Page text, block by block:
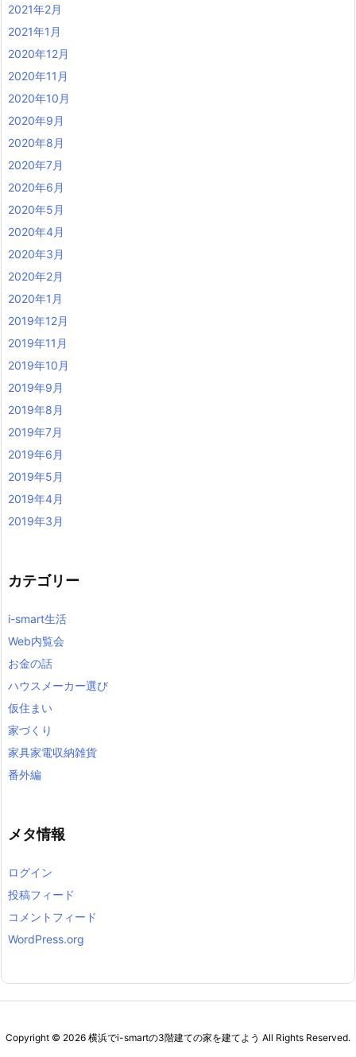
2021年2月
2021年1月
2020年12月
2020年11月
2020年10月
2020年9月
2020年8月
2020年7月
2020年6月
2020年5月
2020年4月
2020年3月
2020年2月
2020年1月
2019年12月
2019年11月
2019年10月
2019年9月
2019年8月
2019年7月
2019年6月
2019年5月
2019年4月
2019年3月
カテゴリー
i-smart生活
Web内覧会
お金の話
ハウスメーカー選び
仮住まい
家づくり
家具家電収納雑貨
番外編
メタ情報
ログイン
投稿フィード
コメントフィード
WordPress.org
Copyright © 2026 横浜でi-smartの3階建ての家を建てよう All Rights Reserved.